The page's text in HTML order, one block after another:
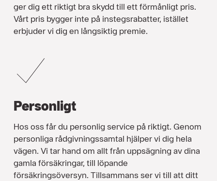
ger dig ett riktigt bra skydd till ett förmånligt pris.
Vårt pris bygger inte på instegsrabatter, istället
erbjuder vi dig en långsiktig premie.
Personligt
Hos oss får du personlig service på riktigt. Genom
personliga rådgivningssamtal hjälper vi dig hela
vägen. Vi tar hand om allt från uppsägning av dina
gamla försäkringar, till löpande
försäkringsöversyn. Tillsammans ser vi till att ditt